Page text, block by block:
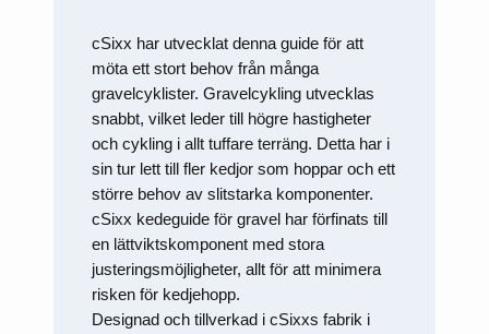
cSixx har utvecklat denna guide för att
möta ett stort behov från många
gravelcyklister. Gravelcykling utvecklas
snabbt, vilket leder till högre hastigheter
och cykling i allt tuffare terräng. Detta har i
sin tur lett till fler kedjor som hoppar och ett
större behov av slitstarka komponenter.
cSixx kedeguide för gravel har förfinats till
en lättviktskomponent med stora
justeringsmöjligheter, allt för att minimera
risken för kedjehopp.
Designad och tillverkad i cSixxs fabrik i